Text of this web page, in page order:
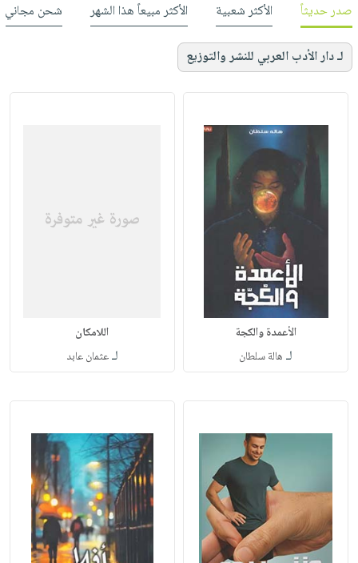
صدر حديثاً الأكثر شعبية الأكثر مبيعاً هذا الشهر شحن مجاني
لـ دار الأدب العربي للنشر والتوزيع
‎الأعمدة والكجة‎
لـ هالة سلطان
اللامكان
لـعثمان عابد